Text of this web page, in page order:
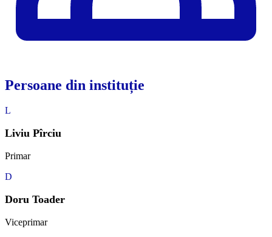
Persoane din instituție
L
Liviu Pîrciu
Primar
D
Doru Toader
Viceprimar